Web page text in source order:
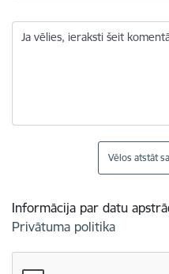
Ja vēlies, ieraksti šeit
Vēlos atstāt
Informācija par datu
Privātuma politika